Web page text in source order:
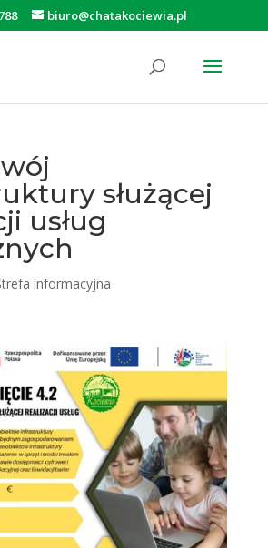
biuro@chatakociewia.pl
służącej
usług
informacyjna